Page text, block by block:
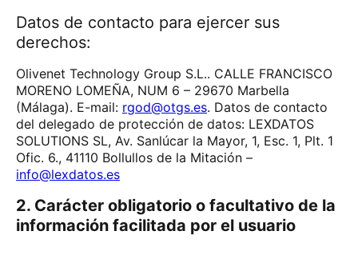
Datos de contacto para ejercer sus
derechos:
Olivenet Technology Group S.L.. CALLE FRANCISCO
MORENO LOMEÑA, NUM 6 – 29670 Marbella
(Málaga). E-mail: rgod@otgs.es. Datos de contacto
del delegado de protección de datos: LEXDATOS
SOLUTIONS SL, Av. Sanlúcar la Mayor, 1, Esc. 1, Plt. 1
Ofic. 6., 41110 Bollullos de la Mitación –
info@lexdatos.es
2. Carácter obligatorio o facultativo de la
información facilitada por el usuario